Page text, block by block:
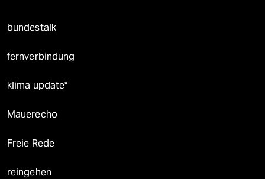
bundestalk
fernverbindung
klima update°
Mauerecho
Freie Rede
reingehen